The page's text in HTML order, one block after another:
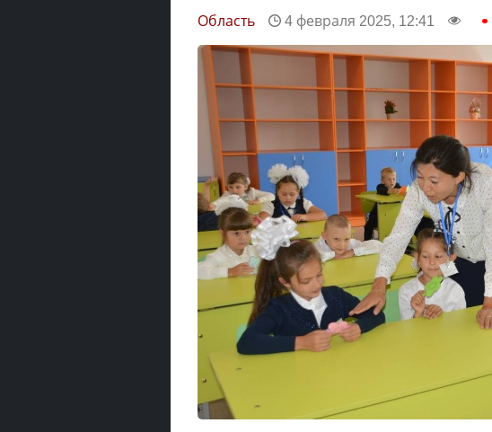
Область 4 февраля 2025, 12:41